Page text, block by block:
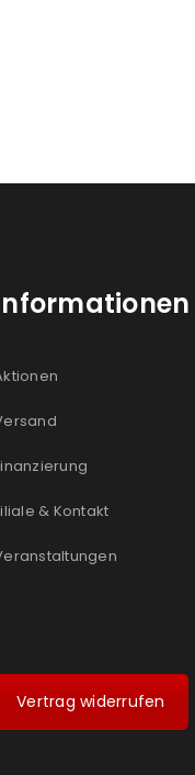
& Kontakt
Vertrag widerrufen